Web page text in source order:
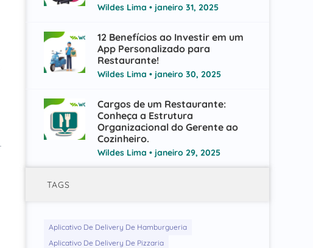
Wildes Lima janeiro 31, 2025
12 Benefícios ao Investir em um
App Personalizado para
Restaurante!
Wildes Lima janeiro 30, 2025
Cargos de um Restaurante:
Conheça a Estrutura
Organizacional do Gerente ao
Cozinheiro.
Wildes Lima janeiro 29, 2025
TAGS
Aplicativo De Delivery De Hamburgueria
Aplicativo De Delivery De Pizzaria